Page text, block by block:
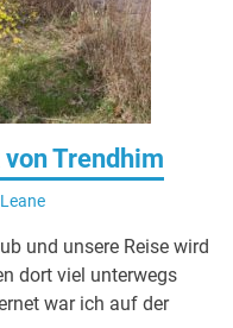
Trendhim
Leane
und unsere Reise wird
dort viel unterwegs
war ich auf der